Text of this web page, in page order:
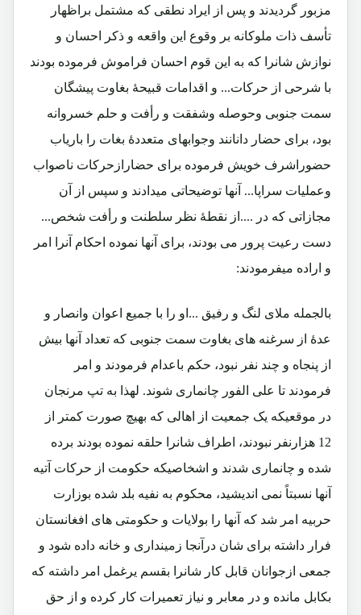
مزبور گردیدند و پس از ایراد نطقی که مشتمل براظهار
تأسف ذات ملوکانه بر وقوع این واقعه و ذکر احسان و
نوازش شانرا که به این قوم احسان فراموش فرموده بودند
با شرحی از حرکات... و اقدامات قبیحۀ بغاوت پیشگان
سمت جنوبی وحوصله وشفقت و رأفت و حلم خسروانه
بود، برای حضار دانانند وجوابهای متعددۀ بغات را باریاب
حضوراشرف خویش فرموده برای حضارازحرکات ناصواب
وعملیات سراپا... آنها توضیحاتی میدادند و سپس از آن
مجازاتی که در ....از نقطۀ نظر سلطنت و رأفت شخص...
دست رعیت پرور می بودند، برای آنها نموده احکام آنرا امر
و اراده میفرمودند:
بالجمله ملای لنگ و رفیق ...او را با جمیع اعوان وانصار و
عدۀ از سرغنه های بغاوت سمت جنوبی که تعداد آنها بیش
از پنجاه و چند نفر نبود، حکم باعدام فرمودند و امر
فرمودند تا علی الفور چانماری شوند. لهذا به تپ مرنجان
در موقعیکه یک جمعیت از اهالی که بهیچ صورت کمتر از
12 هزارنفر نبودند، اطراف شانرا حلقه نموده بودند برده
شده و چانماری شدند و اشخاصیکه حکومت از حرکات آتیه
آنها نسبتاً نمی اندیشید، محکوم به نفیه بلد شده بوزارت
حربیه امر شد که آنها را بولایات و حکومتی های افغانستان
فرار داشته برای شان درآنجا زمینداری و خانه داده شود و
جمعی ازجوانان قابل کار شانرا بقسم یرغمل امر داشته که
بکابل مانده و در معابر و نیاز تعمیرات کار کرده و از حق